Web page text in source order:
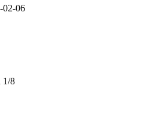
02-06
1/8